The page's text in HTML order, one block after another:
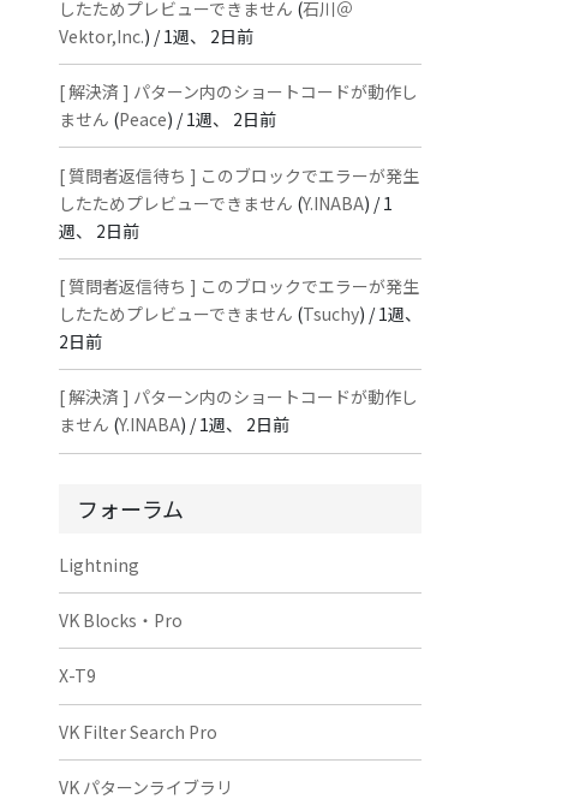
したためプレビューできません (石川＠
Vektor,Inc.) /1週、 2日前
[ 解決済 ] パターン内のショートコードが動作し
ません (Peace) /1週、 2日前
[ 質問者返信待ち ] このブロックでエラーが発生
したためプレビューできません (Y.INABA) /1
週、 2日前
[ 質問者返信待ち ] このブロックでエラーが発生
したためプレビューできません (Tsuchy) /1週、
2日前
[ 解決済 ] パターン内のショートコードが動作し
ません (Y.INABA) /1週、 2日前
フォーラム
Lightning
VK Blocks・Pro
X-T9
VK Filter Search Pro
VK パターンライブラリ